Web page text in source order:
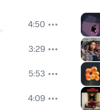
4:50
3:29
5:53
4:09